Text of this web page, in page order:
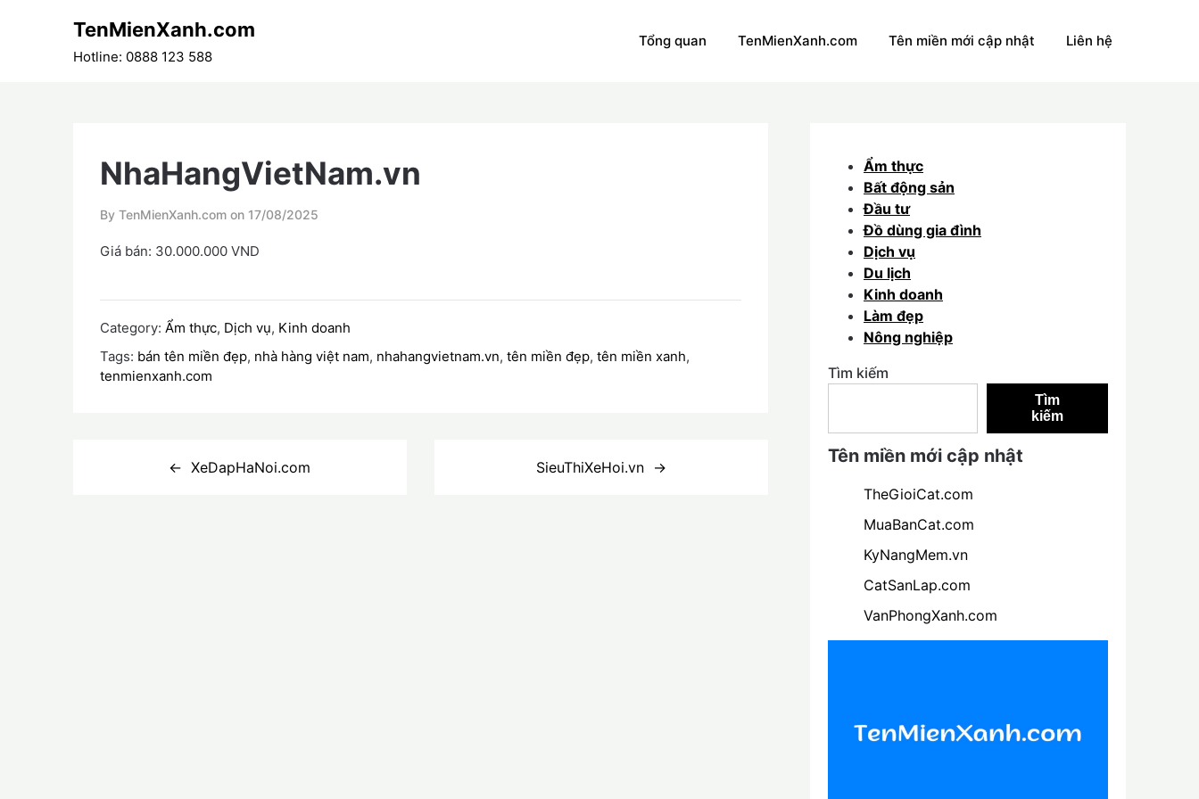
TenMienXanh.com
Hotline: 0888 123 588
Tổng quan TenMienXanh.com Tên miền mới cập nhật Liên hệ
NhaHangVietNam.vn
By TenMienXanh.com on 17/08/2025
Giá bán: 30.000.000 VND
Category: Ẩm thực, Dịch vụ, Kinh doanh
Tags: bán tên miền đẹp, nhà hàng việt nam, nhahangvietnam.vn, tên miền đẹp, tên miền xanh,
tenmienxanh.com
XeDapHaNoi.com SieuThiXeHoi.vn
Ẩm thực
Bất động sản
Đầu tư
Đồ dùng gia đình
Dịch vụ
Du lịch
Kinh doanh
Làm đẹp
Nông nghiệp
Tìm kiếm
Tìm
kiếm
Tên miền mới cập nhật
TheGioiCat.com
MuaBanCat.com
KyNangMem.vn
CatSanLap.com
VanPhongXanh.com